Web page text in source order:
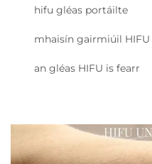
hifu gléas portáilte
mhaisín gairmiúil HIFU
an gléas HIFU is fearr